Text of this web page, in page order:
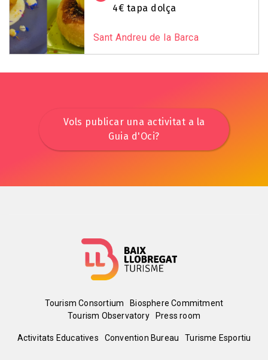
4€ tapa dolça
Sant Andreu de la Barca
Vols publicar una activitat a la
Guia d'Oci?
Menú
del
Tourism Consortium
Biosphere Commitment
Tourism Observatory
Press room
Peu
Activitats Educatives Convention Bureau Turisme Esportiu